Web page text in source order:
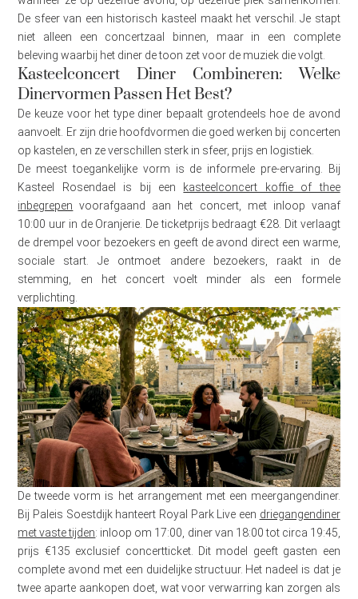
De sfeer van een historisch kasteel maakt het verschil. Je stapt
niet alleen een concertzaal binnen, maar in een complete
beleving waarbij het diner de toon zet voor de muziek die volgt.
Kasteelconcert Diner Combineren: Welke
Dinervormen Passen Het Best?
De keuze voor het type diner bepaalt grotendeels hoe de avond
aanvoelt. Er zijn drie hoofdvormen die goed werken bij concerten
op kastelen, en ze verschillen sterk in sfeer, prijs en logistiek.
De meest toegankelijke vorm is de informele pre-ervaring. Bij
Kasteel Rosendael is bij een kasteelconcert koffie of thee
inbegrepen voorafgaand aan het concert, met inloop vanaf
10:00 uur in de Oranjerie. De ticketprijs bedraagt €28. Dit verlaagt
de drempel voor bezoekers en geeft de avond direct een warme,
sociale start. Je ontmoet andere bezoekers, raakt in de
stemming, en het concert voelt minder als een formele
verplichting.
De tweede vorm is het arrangement met een meergangendiner.
Bij Paleis Soestdijk hanteert Royal Park Live een driegangendiner
met vaste tijden: inloop om 17:00, diner van 18:00 tot circa 19:45,
prijs €135 exclusief concertticket. Dit model geeft gasten een
complete avond met een duidelijke structuur. Het nadeel is dat je
twee aparte aankopen doet, wat voor verwarring kan zorgen als